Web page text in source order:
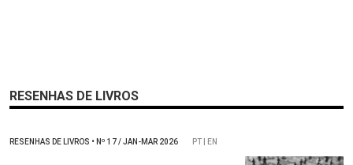
RESENHAS DE LIVROS
RESENHAS DE LIVROS • Nº 17 / JAN-MAR 2026 PT | EN